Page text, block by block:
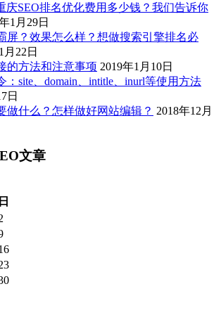
庆SEO排名优化费用多少钱？我们告诉你
1月29日
屏？效果怎么样？想做搜索引擎排名必
月22日
的方法和注意事项 2019年1月10日
：site、domain、intitle、inurl等使用方法
日
做什么？怎样做好网站编辑？ 2018年12月
文章
日